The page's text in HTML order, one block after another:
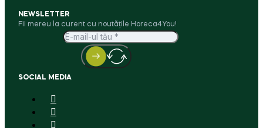
NEWSLETTER
Fii mereu la curent cu noutățile Horeca4You!
SOCIAL MEDIA